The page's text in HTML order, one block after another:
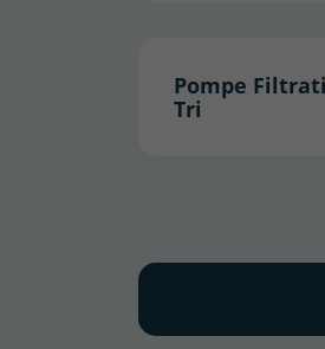
Pompe
Tri